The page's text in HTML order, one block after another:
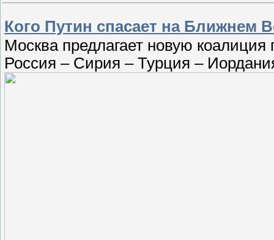
Кого Путин спасает на Ближнем
Москва предлагает новую
Россия – Сирия – Турция –